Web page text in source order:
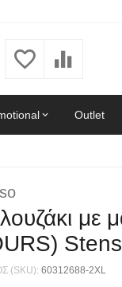
Outlet
με
(SKU): 60312688-2XL